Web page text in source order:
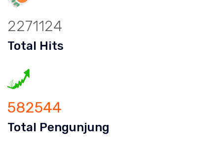
2271124
Total Hits
582544
Total Pengunjung